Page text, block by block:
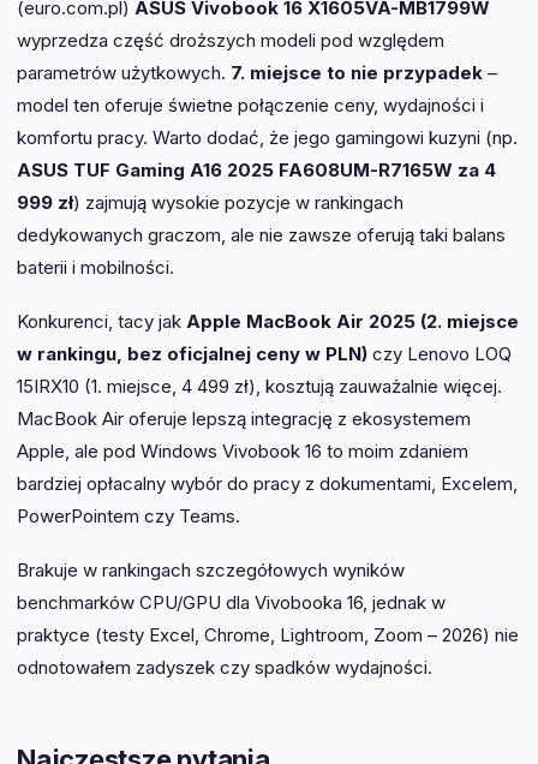
(euro.com.pl) ASUS Vivobook 16 X1605VA-MB1799W
wyprzedza część droższych modeli pod względem
parametrów użytkowych. 7. miejsce to nie przypadek –
model ten oferuje świetne połączenie ceny, wydajności i
komfortu pracy. Warto dodać, że jego gamingowi kuzyni (np.
ASUS TUF Gaming A16 2025 FA608UM-R7165W za 4
999 zł) zajmują wysokie pozycje w rankingach
dedykowanych graczom, ale nie zawsze oferują taki balans
baterii i mobilności.
Konkurenci, tacy jak Apple MacBook Air 2025 (2. miejsce
w rankingu, bez oficjalnej ceny w PLN) czy Lenovo LOQ
15IRX10 (1. miejsce, 4 499 zł), kosztują zauważalnie więcej.
MacBook Air oferuje lepszą integrację z ekosystemem
Apple, ale pod Windows Vivobook 16 to moim zdaniem
bardziej opłacalny wybór do pracy z dokumentami, Excelem,
PowerPointem czy Teams.
Brakuje w rankingach szczegółowych wyników
benchmarków CPU/GPU dla Vivobooka 16, jednak w
praktyce (testy Excel, Chrome, Lightroom, Zoom – 2026) nie
odnotowałem zadyszek czy spadków wydajności.